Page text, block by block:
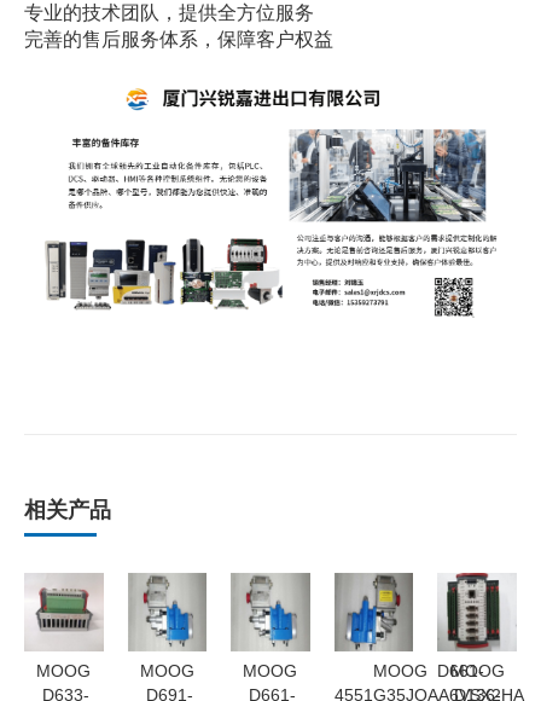
专业的技术团队，提供全方位服务
完善的售后服务体系，保障客户权益
相关产品
MOOG
D633-
MOOG
D691-
MOOG
D661-
MOOG D661-
4551G35JOAA6VSX2HA
MOOG
D136-